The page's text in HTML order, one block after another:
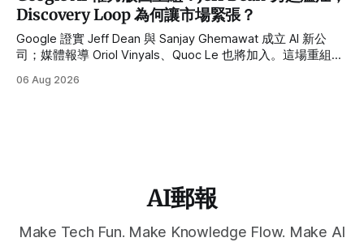
Discovery Loop 為何讓市場緊張？
Google 證實 Jeff Dean 與 Sanjay Ghemawat 成立 AI 新公
司；媒體報導 Oriol Vinyals、Quoc Le 也將加入。這場重組對
06 Aug 2026
AI郵報
Make Tech Fun. Make Knowledge Flow. Make AI